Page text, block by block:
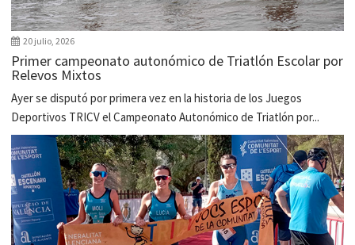
20 julio, 2026
Primer campeonato autonómico de Triatlón Escolar por
Relevos Mixtos
Ayer se disputó por primera vez en la historia de los Juegos
Deportivos TRICV el Campeonato Autonómico de Triatlón por...